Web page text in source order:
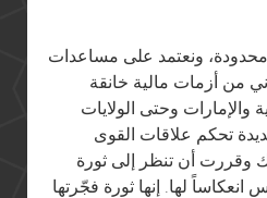
ونعتمد على مساعدات
من أزمات مالية خانقة
والإمارات وحتى الولايات
تحكم علاقات القوى
وقررت أن تنظر إلى ثورة
لها. إنها ثورة فجّرتها